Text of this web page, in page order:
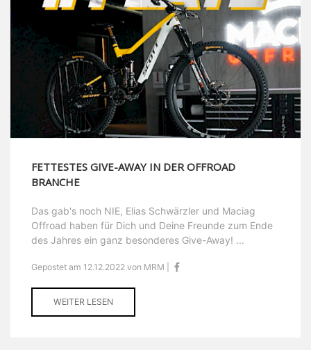
FETTESTES GIVE-AWAY IN DER OFFROAD
BRANCHE
Das gab's noch NIE, Elias Schwärzler und Maciag
Offroad haben für Dich und Deine Freunde zum Ende
des Jahres ein ganz besonderes Give-Away! ...
Gepostet am 12.12.2022 von MRM |
WEITER LESEN